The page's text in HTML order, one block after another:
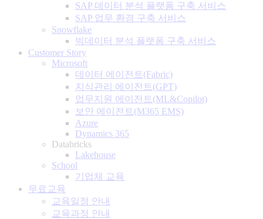
SAP 데이터 분석 플랫폼 구축 서비스
SAP 업무 환경 구축 서비스
Snowflake
빅데이터 분석 플랫폼 구축 서비스
Customer Story
Microsoft
데이터 에이전트(Fabric)
지식관리 에이전트(GPT)
업무지원 에이전트(ML&Copilot)
보안 에이전트(M365 EMS)
Azure
Dynamics 365
Databricks
Lakehouse
School
기업체 교육
무료교육
교육일정 안내
교육과정 안내